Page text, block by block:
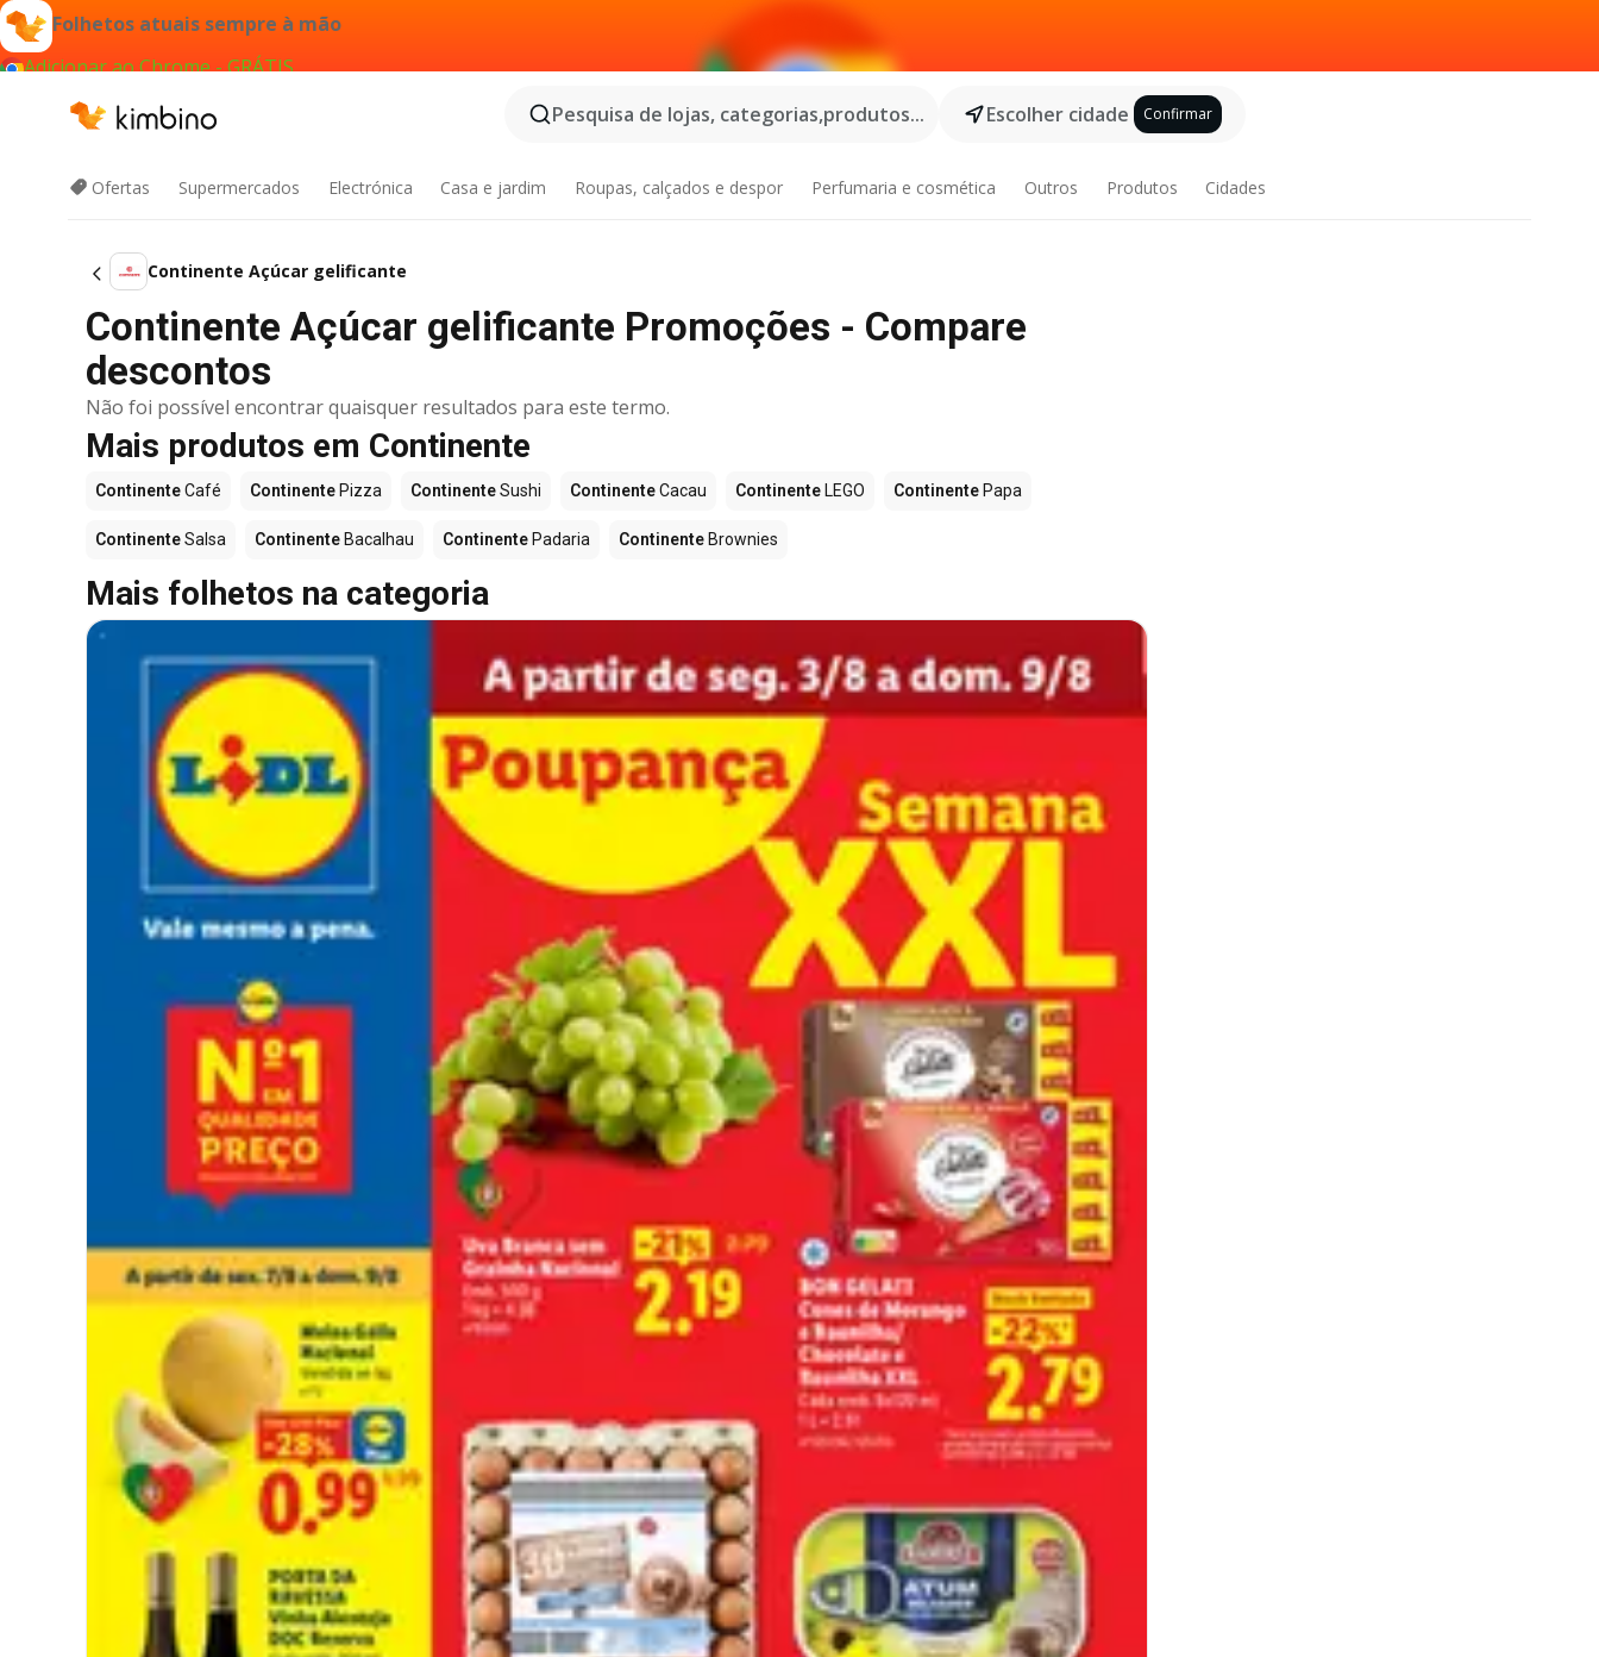
Folhetos atuais sempre à mão
Adicionar ao Chrome - GRÁTIS
Pesquisa de lojas, categorias,produtos...
Escolher cidade Confirmar
Ofertas Supermercados Electrónica Casa e jardim Roupas, calçados e despor Perfumaria e cosmética Outros Produtos Cidades
Continente Açúcar gelificante
Continente Açúcar gelificante Promoções - Compare
descontos
Não foi possível encontrar quaisquer resultados para este termo.
Mais produtos em Continente
ContinenteCafé Continente Pizza ContinenteSushi ContinenteCacau Continente LEGO Continente Papa
ContinenteSalsa Continente Bacalhau Continente Padaria Continente Brownies
Mais folhetos na categoria